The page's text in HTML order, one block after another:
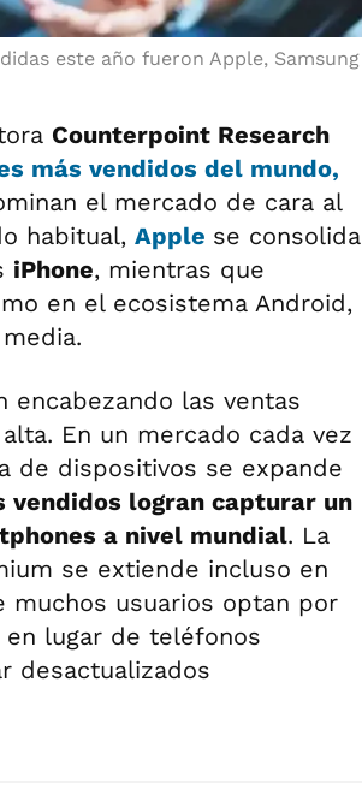
este año fueron Apple, Samsung
Counterpoint Research
más vendidos del mundo,
el mercado de cara al
habitual, Apple se consolida
iPhone, mientras que
en el ecosistema Android,
encabezando las ventas
En un mercado cada vez
de dispositivos se expande
vendidos logran capturar un
a nivel mundial. La
se extiende incluso en
muchos usuarios optan por
lugar de teléfonos
desactualizados